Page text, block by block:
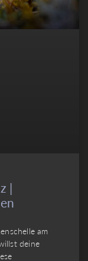
|
am
deine